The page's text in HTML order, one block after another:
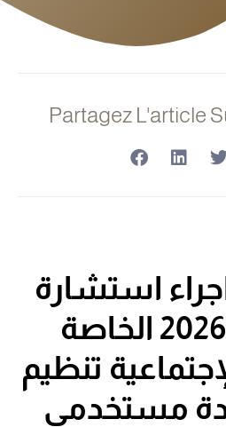
Partagez L'article
استشارة
رقم :2026/03 الخاصة
تنظيم
مستخدمي